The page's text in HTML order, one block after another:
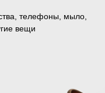
телефоны, мыло,
вещи